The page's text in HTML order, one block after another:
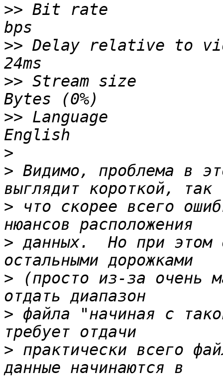
>> Bit rate
>> Delay relative
>> Stream size
>> Language
>
> Видимо, проблема в
> что скорее всего
> данных.  Но при этом
> (просто из-за очень
> файла "начиная с
> практически всего